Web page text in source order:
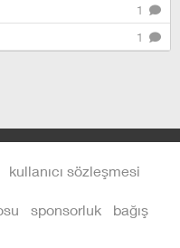
1
1
kullanıcı sözleşmesi
sponsorluk bağış